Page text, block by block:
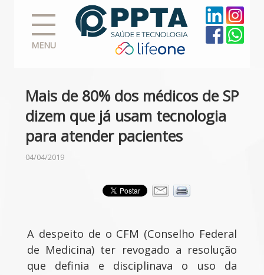
MENU
Mais de 80% dos médicos de SP
dizem que já usam tecnologia
para atender pacientes
04/04/2019
A despeito de o CFM (Conselho Federal
de Medicina) ter revogado a resolução
que definia e disciplinava o uso da